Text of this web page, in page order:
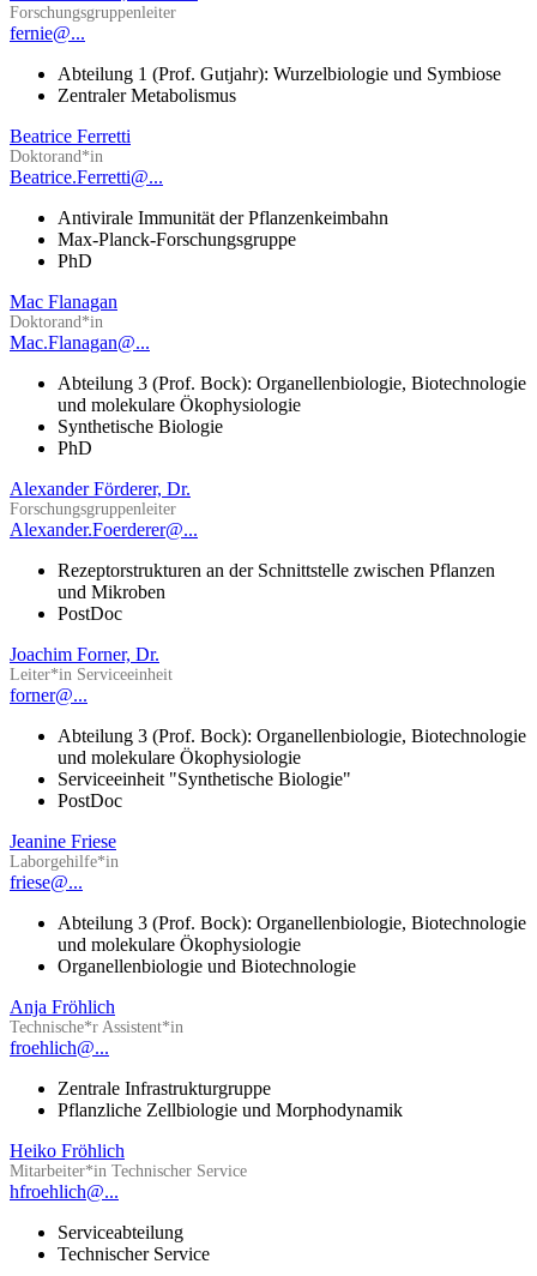
Forschungsgruppenleiter
fernie@...
Abteilung 1 (Prof. Gutjahr): Wurzelbiologie und Symbiose
Zentraler Metabolismus
Beatrice Ferretti
Doktorand*in
Beatrice.Ferretti@...
Antivirale Immunität der Pflanzenkeimbahn
Max-Planck-Forschungsgruppe
PhD
Mac Flanagan
Doktorand*in
Mac.Flanagan@...
Abteilung 3 (Prof. Bock): Organellenbiologie, Biotechnologie
und molekulare Ökophysiologie
Synthetische Biologie
PhD
Alexander Förderer, Dr.
Forschungsgruppenleiter
Alexander.Foerderer@...
Rezeptorstrukturen an der Schnittstelle zwischen Pflanzen
und Mikroben
PostDoc
Joachim Forner, Dr.
Leiter*in Serviceeinheit
forner@...
Abteilung 3 (Prof. Bock): Organellenbiologie, Biotechnologie
und molekulare Ökophysiologie
Serviceeinheit "Synthetische Biologie"
PostDoc
Jeanine Friese
Laborgehilfe*in
friese@...
Abteilung 3 (Prof. Bock): Organellenbiologie, Biotechnologie
und molekulare Ökophysiologie
Organellenbiologie und Biotechnologie
Anja Fröhlich
Technische*r Assistent*in
froehlich@...
Zentrale Infrastrukturgruppe
Pflanzliche Zellbiologie und Morphodynamik
Heiko Fröhlich
Mitarbeiter*in Technischer Service
hfroehlich@...
Serviceabteilung
Technischer Service